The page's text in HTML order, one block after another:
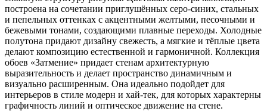
построена на сочетании приглушённых серо-синих, стальных
и пепельных оттенках с акцентными желтыми, песочными и
бежевыми тонами, создающими плавные переходы. Холодные
полутона придают дизайну свежесть, а мягкие и тёплые цвета
делают композицию естественной и гармоничной. Коллекция
обоев «Затмение» придает стенам архитектурную
выразительность и делает пространство динамичным и
визуально расширенным. Она идеально подойдет для
интерьеров в стиле модерн и хай-тек, для которых характерны
графичность линий и оптическое движение на стене.